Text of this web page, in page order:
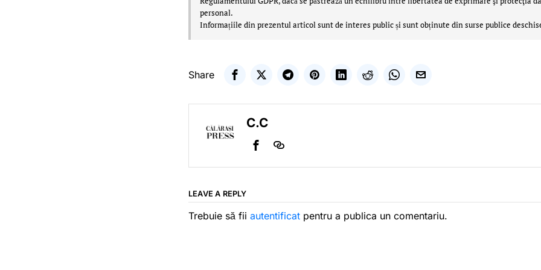
personal.
Informațiile din prezentul articol sunt de interes public și sunt obținute din surse publice
Share
C.C
LEAVE A REPLY
Trebuie să fii autentificat pentru a publica un comentariu.